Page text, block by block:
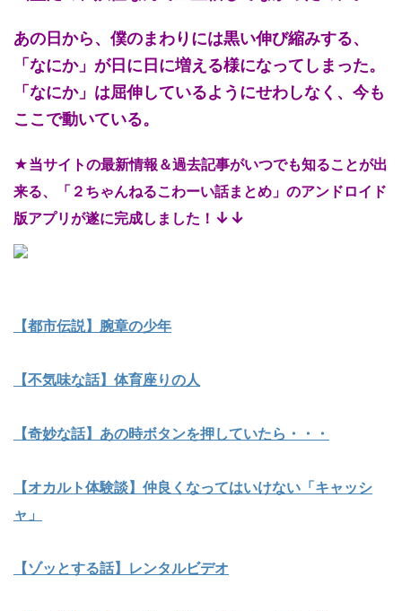
あの日から、僕のまわりには黒い伸び縮みする、
「なにか」が日に日に増える様になってしまった。
「なにか」は屈伸しているようにせわしなく、今も
ここで動いている。
★当サイトの最新情報＆過去記事がいつでも知ることが出
来る、「２ちゃんねるこわーい話まとめ」のアンドロイド
版アプリが遂に完成しました！ ↓↓
【都市伝説】腕章の少年
【不気味な話】体育座りの人
【奇妙な話】あの時ボタンを押していたら・・・
【オカルト体験談】仲良くなってはいけない「キャッシ
ャ」
【ゾッとする話】レンタルビデオ